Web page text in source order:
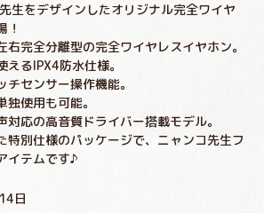
生をデザインしたオリジナル完全ワイヤ
！
完全分離型の完全ワイヤレスイヤホン。
るIPX4防水仕様。
センサー操作機能。
使用も可能。
対応の高音質ドライバー搭載モデル。
特別仕様のパッケージで、ニャンコ先生フ
イテムです♪
日